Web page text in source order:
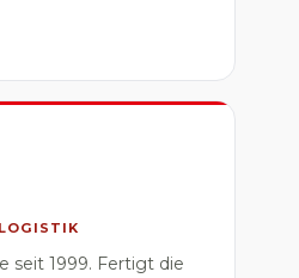
seit 1999. Fertigt die